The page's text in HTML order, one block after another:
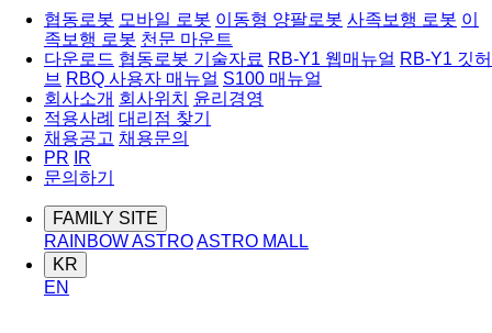
협동로봇 모바일 로봇 이동형 양팔로봇 사족보행 로봇 이
족보행 로봇 천문 마운트
다운로드 협동로봇 기술자료 RB-Y1 웹매뉴얼 RB-Y1 깃허
브 RBQ 사용자 매뉴얼 S100 매뉴얼
회사소개 회사위치
윤리경영
적용사례 대리점 찾기
채용공고 채용문의
PR
IR
문의하기
FAMILY SITE
RAINBOW ASTROASTRO MALL
KR
EN